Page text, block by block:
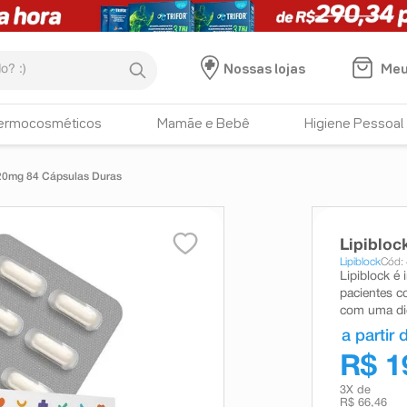
Nossas lojas
Mamãe e Bebê Higiene Pessoal
84 Cápsulas Duras
LipiblockCód:
Lipiblock é
pacientes
com uma
a partir
R$
3X de
R$ 66,46